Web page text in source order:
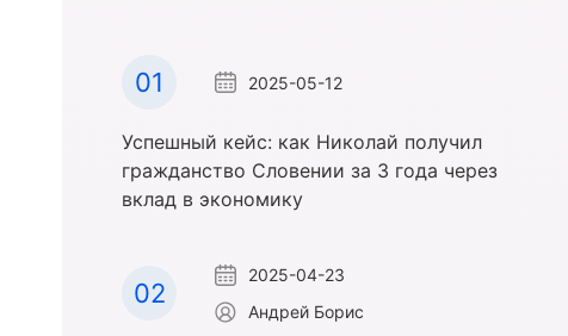
01 2025-05-12
Успешный кейс: как Николай получил
гражданство Словении за 3 года через
вклад в экономику
02
2025-04-23
Андрей Борис